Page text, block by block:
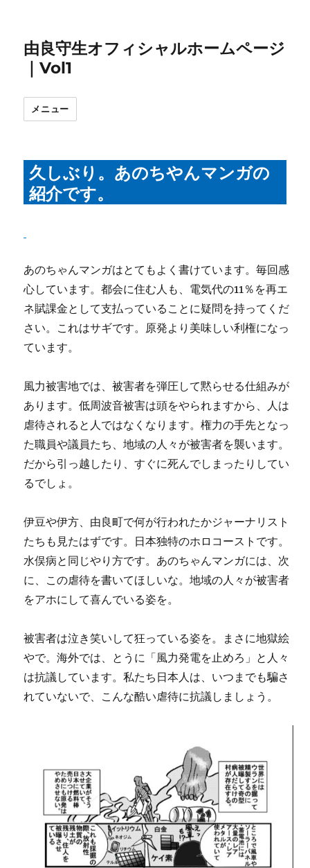
由良守生オフィシャルホームページ
｜Vol1
メニュー
久しぶり。あのちやんマンガの
紹介です。
あのちゃんマンガはとてもよく書けています。毎回感
心しています。都会に住む人も、電気代の11％を再エ
ネ賦課金として支払っていることに疑問を持ってくだ
さい。これはサギです。原発より美味しい利権になっ
ています。
風力被害地では、被害者を弾圧して黙らせる仕組みが
あります。低周波音被害は頭をやられますから、人は
虐待されると人ではなくなります。権力の手先となっ
た職員や議員たち、地域の人々が被害者を襲います。
だから引っ越したり、すぐに死んでしまったりしてい
るでしょ。
伊豆や伊方、由良町で何が行われたかジャーナリスト
たちも見たはずです。日本独特のホロコーストです。
水俣病と同じやり方です。あのちゃんマンガには、次
に、この虐待を書いてほしいな。地域の人々が被害者
をアホにして喜んでいる姿を。
被害者は泣き笑いして狂っている姿を。まさに地獄絵
やで。海外では、とうに「風力発電を止めろ」と人々
は抗議しています。私たち日本人は、いつまでも騙さ
れていないで、こんな酷い虐待に抗議しましょう。